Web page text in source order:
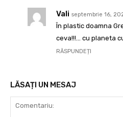
Vali septembrie 16,
În plastic doamna
ceva!!!… cu planeta
RĂSPUNDEȚI
LĂSAȚI UN MESAJ